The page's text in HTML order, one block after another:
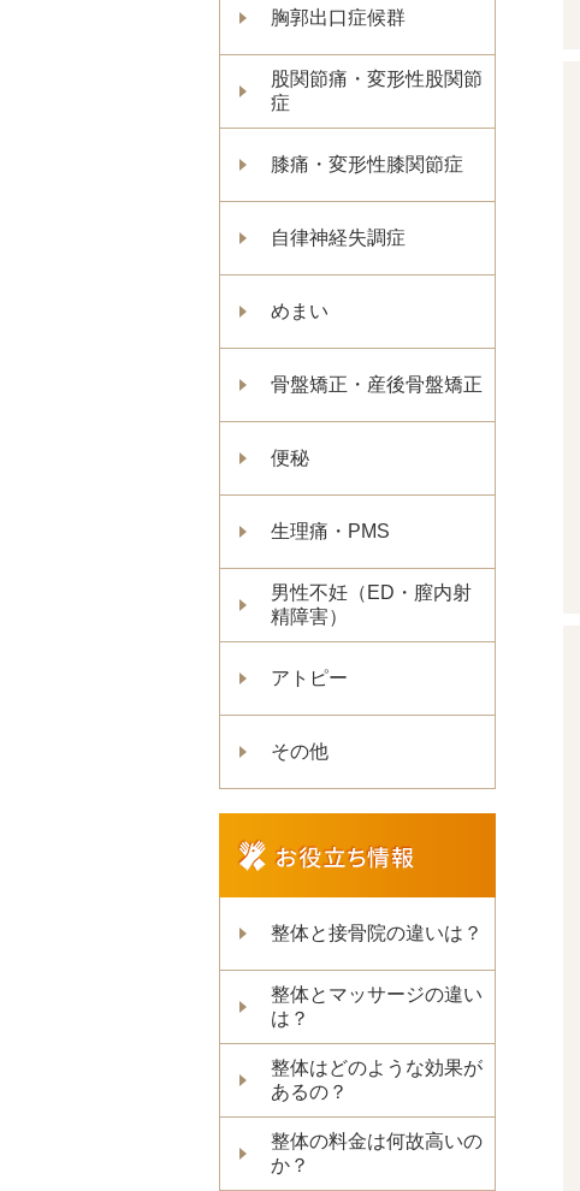
胸郭出口症候群
股関節痛・変形性股関節
症
膝痛・変形性膝関節症
自律神経失調症
めまい
骨盤矯正・産後骨盤矯正
便秘
生理痛・PMS
男性不妊（ED・膣内射
精障害）
アトピー
その他
整体と接骨院の違いは？
整体とマッサージの違い
は？
整体はどのような効果が
あるの？
整体の料金は何故高いの
か？